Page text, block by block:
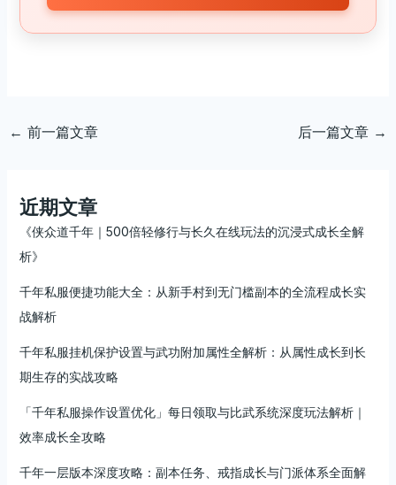
← 前一篇文章 后一篇文章 →
近期文章
《侠众道千年｜500倍轻修行与长久在线玩法的沉浸式成长全解
析》
千年私服便捷功能大全：从新手村到无门槛副本的全流程成长实
战解析
千年私服挂机保护设置与武功附加属性全解析：从属性成长到长
期生存的实战攻略
「千年私服操作设置优化」每日领取与比武系统深度玩法解析｜
效率成长全攻略
千年一层版本深度攻略：副本任务、戒指成长与门派体系全面解